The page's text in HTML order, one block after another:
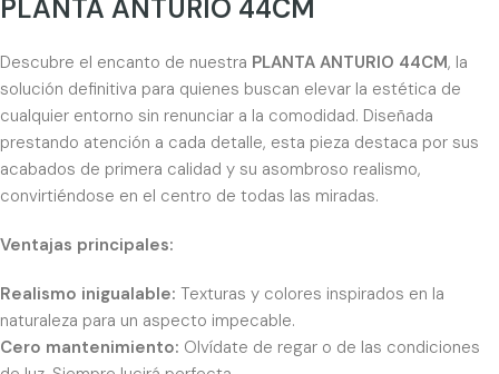
PLANTA ANTURIO 44CM
Descubre el encanto de nuestra PLANTA ANTURIO 44CM, la
solución definitiva para quienes buscan elevar la estética de
cualquier entorno sin renunciar a la comodidad. Diseñada
prestando atención a cada detalle, esta pieza destaca por sus
acabados de primera calidad y su asombroso realismo,
convirtiéndose en el centro de todas las miradas.
Ventajas principales:
Realismo inigualable: Texturas y colores inspirados en la
naturaleza para un aspecto impecable.
Cero mantenimiento: Olvídate de regar o de las condiciones